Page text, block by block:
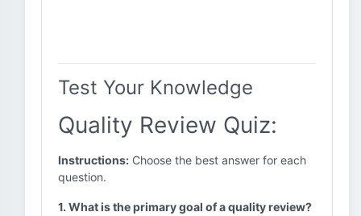
Test Your Knowledge
Quality Review Quiz:
Instructions: Choose the best answer for each
question.
1. What is the primary goal of a quality review?